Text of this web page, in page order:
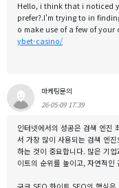
Hello, i think that i noticed
prefer?.I'm trying to in
o make use of a few of your
ybet-casino/
마케팅문의
26-05-09 17:39
인터넷에서의 성공은 검색 엔진
서 가장 많이 사용되는 검색 엔
하는 것이 중요합니다. 많은 기
이트의 순위를 높이고, 자연적인